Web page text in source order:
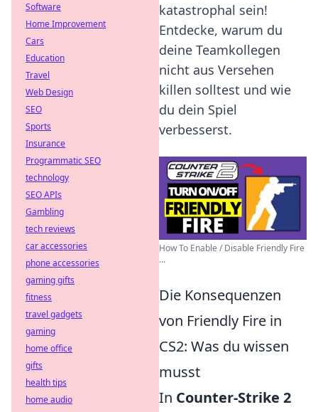
katastrophal sein!
Entdecke, warum du
deine Teamkollegen
nicht aus Versehen
killen solltest und wie
du dein Spiel
verbesserst.
How To Enable / Disable Friendly Fire
...
Die Konsequenzen
von Friendly Fire in
CS2: Was du wissen
musst
In Counter-Strike 2
Software
Home Improvement
Cars
Education
Travel
Web Design
SEO
Sports
Insurance
Programmatic SEO
technology
SEO APIs
Gambling
tech reviews
car accessories
phone accessories
gaming gifts
fitness
travel gadgets
gaming
home office
gifts
health tips
home audio